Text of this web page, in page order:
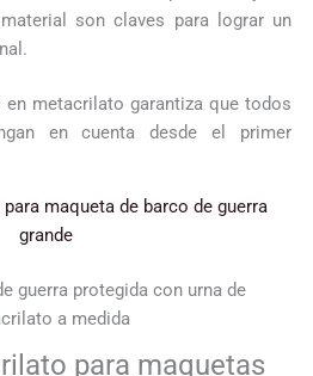
son claves para lograr un
metacrilato garantiza que todos
en cuenta desde el primer
guerra protegida con urna de
a medida
para maquetas